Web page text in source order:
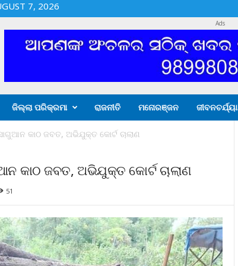
7, 2026
Ads
ଜିଲ୍ଲା ପରିକ୍ରମା ରାଜନୀତି ମନୋରଞ୍ଜନ ଜୀବନଚର୍ଯ୍ୟା
କାଠ ଜବତ, ଅଭିଯୁକ୍ତ କୋର୍ଟ ଚାଲାଣ
କାଠ ଜବତ, ଅଭିଯୁକ୍ତ କୋର୍ଟ ଚାଲାଣ
51